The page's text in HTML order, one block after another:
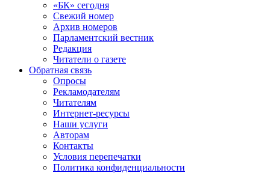
«БК» сегодня
Свежий номер
Архив номеров
Парламентский вестник
Редакция
Читатели о газете
Обратная связь
Опросы
Рекламодателям
Читателям
Интернет-ресурсы
Наши услуги
Авторам
Контакты
Условия перепечатки
Политика конфиденциальности